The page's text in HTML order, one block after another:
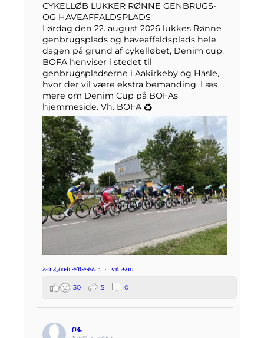
CYKELLØB LUKKER RØNNE GENBRUGS-
OG HAVEAFFALDSPLADS
Lørdag den 22. august 2026 lukkes Rønne
genbrugsplads og haveaffaldsplads hele
dagen på grund af cykelløbet, Denim cup.
BOFA henviser i stedet til
genbrugspladserne i Aakirkeby og Hasle,
hvor der vil være ekstra bemanding. Læs
mere om Denim Cup på BOFAs
hjemmeside. Vh. BOFA ♻️
ኣብ ፌስቡክ ተኸታተሉ። · ናይ ሓባር
30 5 0
ቦፋ